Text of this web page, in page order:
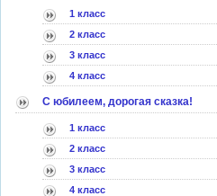
1 класс
2 класс
3 класс
4 класс
С юбилеем, дорогая сказка!
1 класс
2 класс
3 класс
4 класс